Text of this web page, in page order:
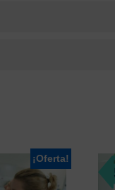
¡Oferta!